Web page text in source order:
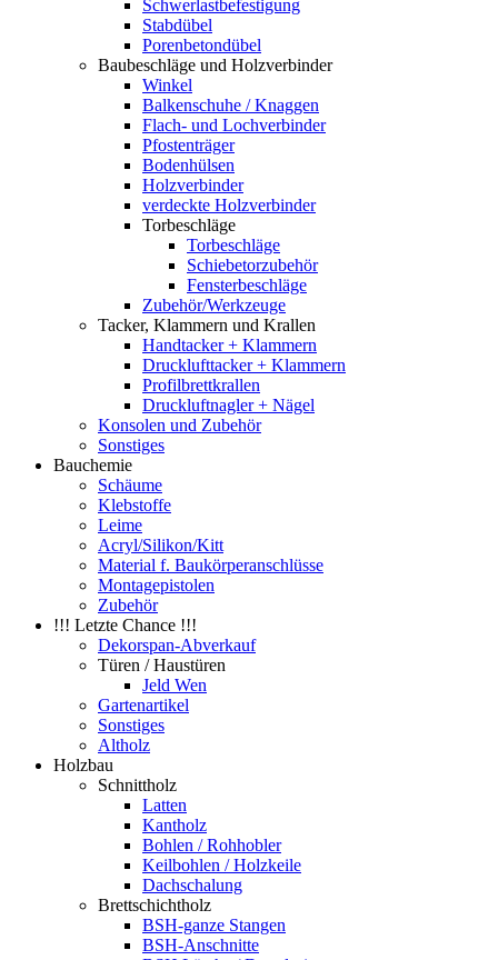
Schwerlastbefestigung
Stabdübel
Porenbetondübel
Baubeschläge und Holzverbinder
Winkel
Balkenschuhe / Knaggen
Flach- und Lochverbinder
Pfostenträger
Bodenhülsen
Holzverbinder
verdeckte Holzverbinder
Torbeschläge
Torbeschläge
Schiebetorzubehör
Fensterbeschläge
Zubehör/Werkzeuge
Tacker, Klammern und Krallen
Handtacker + Klammern
Drucklufttacker + Klammern
Profilbrettkrallen
Druckluftnagler + Nägel
Konsolen und Zubehör
Sonstiges
Bauchemie
Schäume
Klebstoffe
Leime
Acryl/Silikon/Kitt
Material f. Baukörperanschlüsse
Montagepistolen
Zubehör
!!! Letzte Chance !!!
Dekorspan-Abverkauf
Türen / Haustüren
Jeld Wen
Gartenartikel
Sonstiges
Altholz
Holzbau
Schnittholz
Latten
Kantholz
Bohlen / Rohhobler
Keilbohlen / Holzkeile
Dachschalung
Brettschichtholz
BSH-ganze Stangen
BSH-Anschnitte